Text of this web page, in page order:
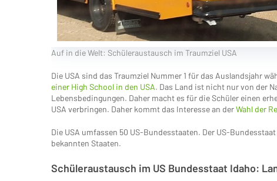
Auf in die Welt: Schüleraustausch im Traumziel USA
Die USA sind das Traumziel Nummer 1 für das Auslandsjahr
einer High School in den USA. Das Land ist nicht nur von der
Lebensbedingungen. Daher macht es für die Schüler einen
USA verbringen. Daher kommt das Interesse an derWahl der
Die USA umfassen 50 US-Bundesstaaten. Der US-
bekannten Staaten.
Schüleraustausch im US Bundesstaat Idaho: